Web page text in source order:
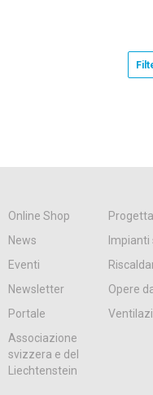
Online Shop
News
Eventi
Newsletter
Opere
Portale
Associazione
svizzera e del
Liechtenstein